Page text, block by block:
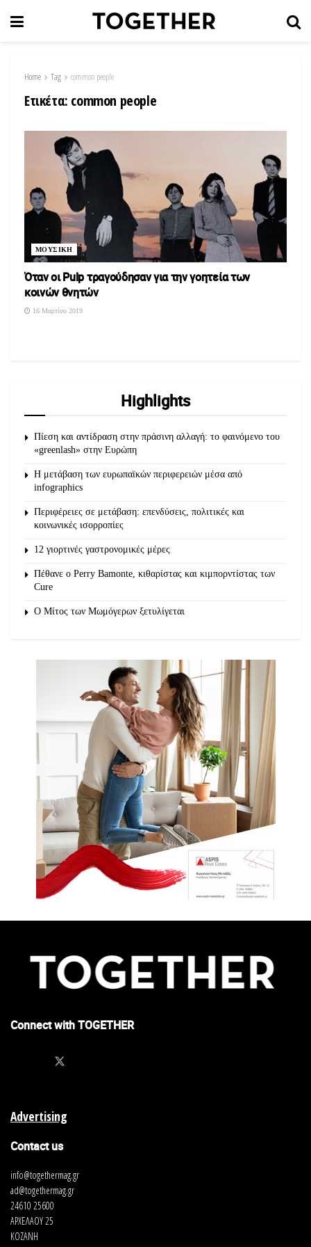
Home Tag common people
Ετικέτα: common people
ΜΟΥΣΙΚΗ
Όταν οι Pulp τραγούδησαν για την γοητεία των
κοινών θνητών
16 Μαρτίου 2019
Highlights
Πίεση και αντίδραση στην πράσινη αλλαγή: το φαινόμενο του
«greenlash» στην Ευρώπη
Η μετάβαση των ευρωπαϊκών περιφερειών μέσα από
infographics
Περιφέρειες σε μετάβαση: επενδύσεις, πολιτικές και
κοινωνικές ισορροπίες
12 γιορτινές γαστρονομικές μέρες
Πέθανε ο Perry Bamonte, κιθαρίστας και κιμπορντίστας των
Cure
O Μίτος των Μωμόγερων ξετυλίγεται
Connect with TOGETHER
Advertising
Contact us
info@togethermag.gr
ad@togethermag.gr
24610 25600
ΑΡΧΕΛΑΟΥ 25
ΚΟΖΑΝΗ